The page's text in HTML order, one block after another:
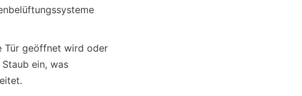
Tür geöffnet wird oder
ein, was